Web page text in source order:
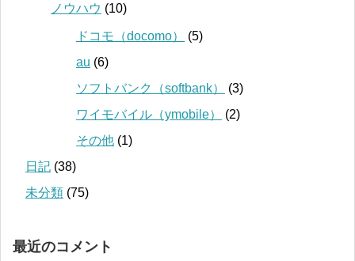
ノウハウ (10)
ドコモ（docomo）
(5)
au (6)
ソフトバンク（softbank）
(3)
ワイモバイル（ymobile）
(2)
その他 (1)
日記 (38)
未分類 (75)
最近のコメント